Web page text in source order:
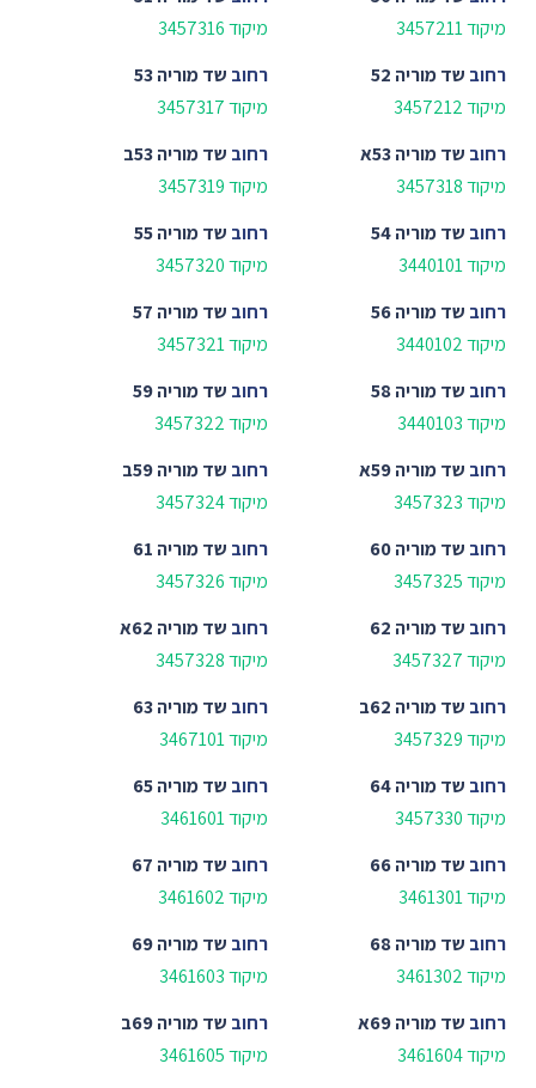
מיקוד 3457211
מיקוד 3457316
רחוב שד מוריה 52
מיקוד 3457212
רחוב שד מוריה 53
מיקוד 3457317
רחוב שד מוריה 53א
מיקוד 3457318
רחוב שד מוריה 53ב
מיקוד 3457319
רחוב שד מוריה 54
מיקוד 3440101
רחוב שד מוריה 55
מיקוד 3457320
רחוב שד מוריה 56
מיקוד 3440102
רחוב שד מוריה 57
מיקוד 3457321
רחוב שד מוריה 58
מיקוד 3440103
רחוב שד מוריה 59
מיקוד 3457322
רחוב שד מוריה 59א
מיקוד 3457323
רחוב שד מוריה 59ב
מיקוד 3457324
רחוב שד מוריה 60
מיקוד 3457325
רחוב שד מוריה 61
מיקוד 3457326
רחוב שד מוריה 62
מיקוד 3457327
רחוב שד מוריה 62א
מיקוד 3457328
רחוב שד מוריה 62ב
מיקוד 3457329
רחוב שד מוריה 63
מיקוד 3467101
רחוב שד מוריה 64
מיקוד 3457330
רחוב שד מוריה 65
מיקוד 3461601
רחוב שד מוריה 66
מיקוד 3461301
רחוב שד מוריה 67
מיקוד 3461602
רחוב שד מוריה 68
מיקוד 3461302
רחוב שד מוריה 69
מיקוד 3461603
רחוב שד מוריה 69א
מיקוד 3461604
רחוב שד מוריה 69ב
מיקוד 3461605